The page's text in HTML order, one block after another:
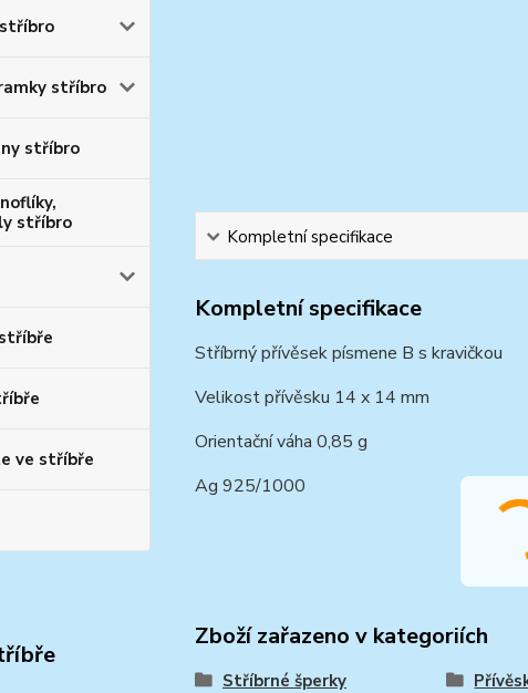
stříbro
stříbro
stříbro
ve stříbře
Kompletní specifikace
Kompletní specifikace
Stříbrný přívěsek písmene B s kravičkou
Velikost přívěsku 14 x 14 mm
Orientační váha 0,85 g
Ag 925/1000
Zboží zařazeno v kategoriích
Stříbrné šperky